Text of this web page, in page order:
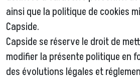
ainsi que la politique de cookies
Capside.
Capside se réserve le droit de
modifier la présente politique en
des évolutions légales et